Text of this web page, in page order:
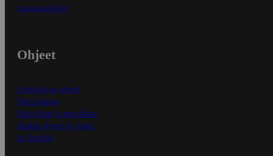
Asiakaspalvelu
Ohjeet
Ensitilaajan ohjeet
Näin maksat
Näin tilaat ja muokkaat
Kaikki ohjeet ja vinkit
In English